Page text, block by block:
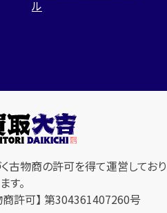
ル
古物商の許可を得て運営しており
ます。
許可】 第304361407260号